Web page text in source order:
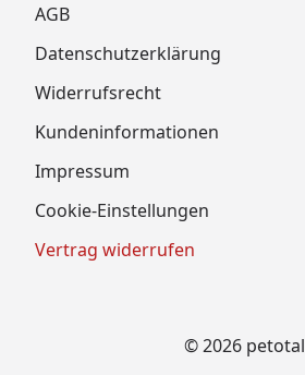
AGB
Datenschutzerklärung
Widerrufsrecht
Kundeninformationen
Impressum
Cookie-Einstellungen
Vertrag widerrufen
© 2026 petotal